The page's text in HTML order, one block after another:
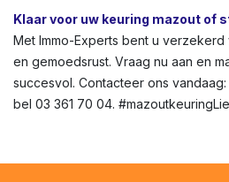
Klaar voor uw keuring mazout of
Met Immo-Experts bent u
en gemoedsrust. Vraag nu aan en
succesvol. Contacteer ons vandaag:
bel 03 361 70 04.